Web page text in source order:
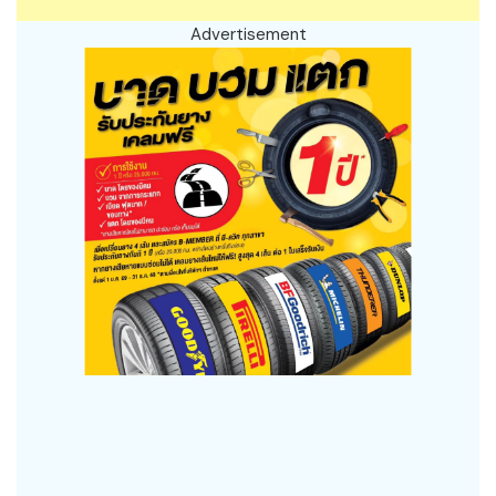
Advertisement